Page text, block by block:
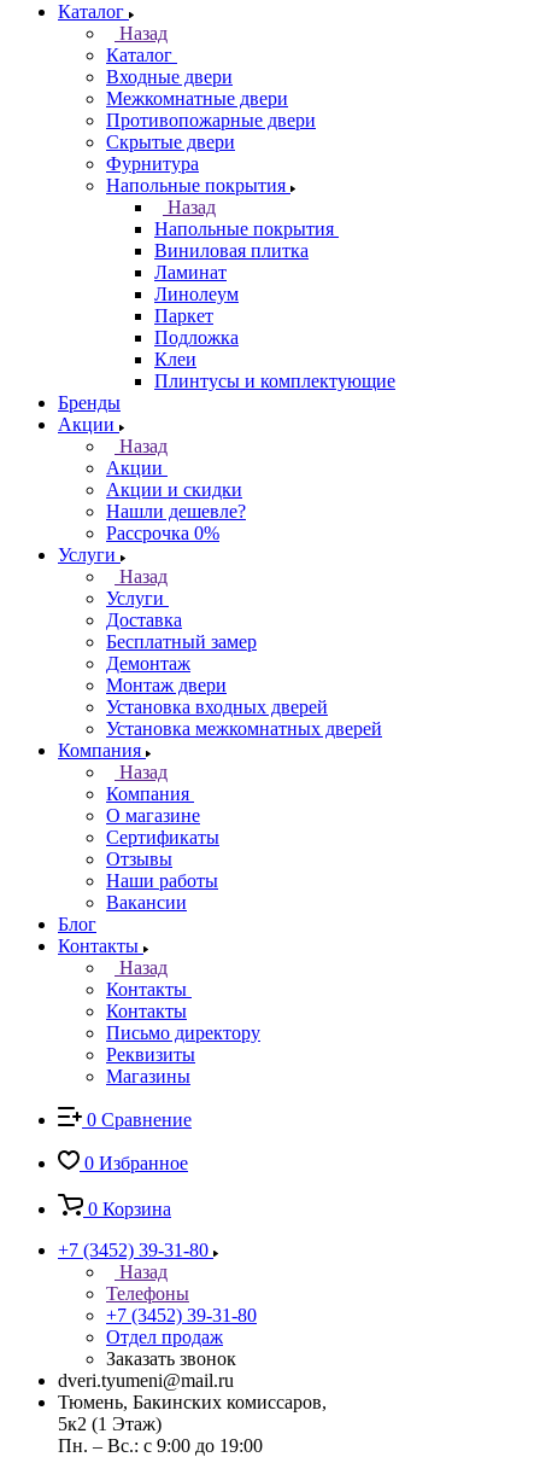
Каталог
Назад
Каталог
Входные двери
Межкомнатные двери
Противопожарные двери
Скрытые двери
Фурнитура
Напольные покрытия
Назад
Напольные покрытия
Виниловая плитка
Ламинат
Линолеум
Паркет
Подложка
Клеи
Плинтусы и комплектующие
Бренды
Акции
Назад
Акции
Акции и скидки
Нашли дешевле?
Рассрочка 0%
Услуги
Назад
Услуги
Доставка
Бесплатный замер
Демонтаж
Монтаж двери
Установка входных дверей
Установка межкомнатных дверей
Компания
Назад
Компания
О магазине
Сертификаты
Отзывы
Наши работы
Вакансии
Блог
Контакты
Назад
Контакты
Контакты
Письмо директору
Реквизиты
Магазины
0 Сравнение
0 Избранное
0 Корзина
+7 (3452) 39-31-80
Назад
Телефоны
+7 (3452) 39-31-80
Отдел продаж
Заказать звонок
dveri.tyumeni@mail.ru
Тюмень, Бакинских комиссаров,
5к2 (1 Этаж)
Пн. – Вс.: с 9:00 до 19:00